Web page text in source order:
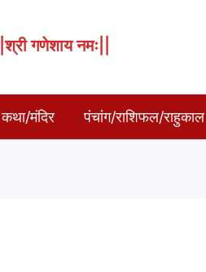
||श्री गणेशाय नमः||
कथा/मंदिर पंचांग/राशिफल/राहुकाल